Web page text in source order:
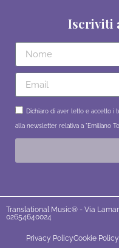
Iscriviti
Dichiaro di aver letto e accetto i
alla newsletter relativa a "Emiliano
Translational Music® - Via
02654640024
Privacy PolicyCookie Policy